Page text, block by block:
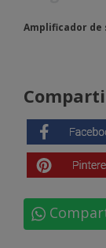
Amplificador